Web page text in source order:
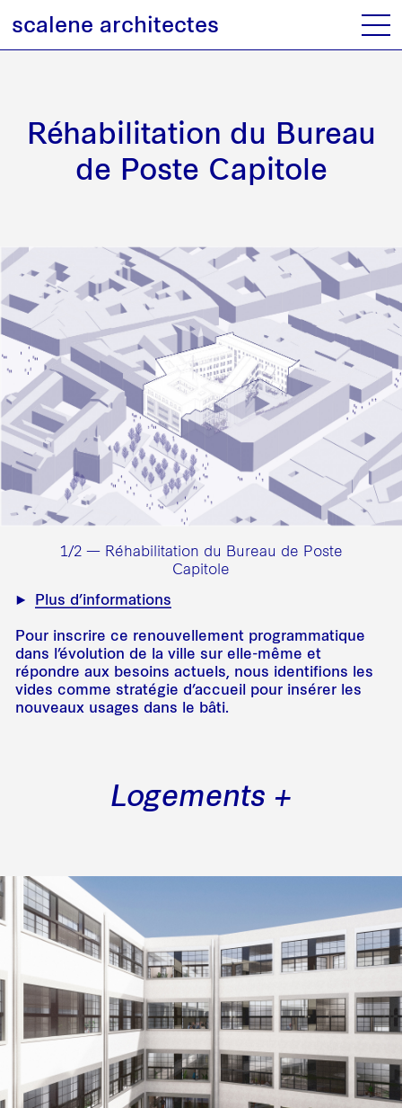
scalene architectes
Réhabilitation du Bureau
de Poste Capitole
1/2 — Réhabilitation du Bureau de Poste
Capitole
Plus d’informations
Pour inscrire ce renouvellement programmatique
dans l’évolution de la ville sur elle-même et
répondre aux besoins actuels, nous identifions les
vides comme stratégie d’accueil pour insérer les
nouveaux usages dans le bâti.
Logements +